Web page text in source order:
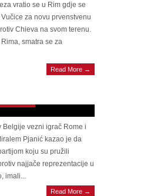
vratio se u Rim gdje se
za novu prvenstvenu
Chieva na svom terenu.
smatra se za
Read More →
smo pravo lice,
Belgije vezni igrač Rome i
Pjanić kazao je da
koju su pružili
najjače reprezentacije u
imali...
Read More →